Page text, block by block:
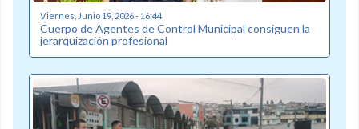
Viernes, Junio 19, 2026 - 16:44
Cuerpo de Agentes de Control Municipal consiguen la
jerarquización profesional